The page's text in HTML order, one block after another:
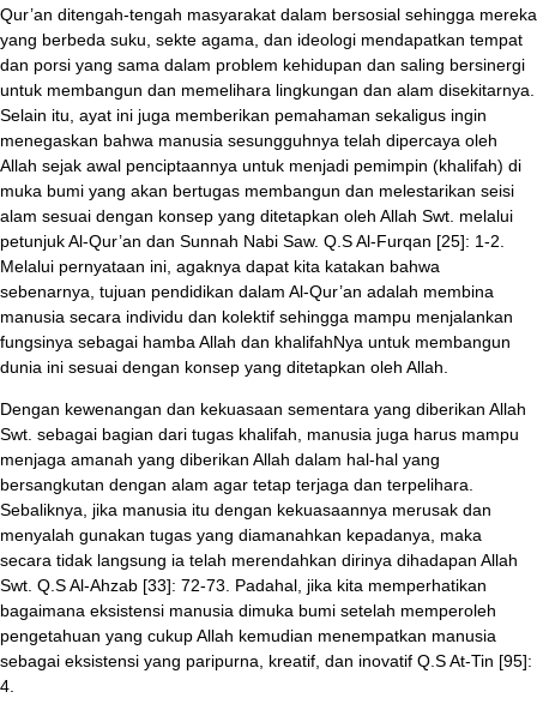
Qur’an ditengah-tengah masyarakat dalam bersosial sehingga mereka
yang berbeda suku, sekte agama, dan ideologi mendapatkan tempat
dan porsi yang sama dalam problem kehidupan dan saling bersinergi
untuk membangun dan memelihara lingkungan dan alam disekitarnya.
Selain itu, ayat ini juga memberikan pemahaman sekaligus ingin
menegaskan bahwa manusia sesungguhnya telah dipercaya oleh
Allah sejak awal penciptaannya untuk menjadi pemimpin (khalifah) di
muka bumi yang akan bertugas membangun dan melestarikan seisi
alam sesuai dengan konsep yang ditetapkan oleh Allah Swt. melalui
petunjuk Al-Qur’an dan Sunnah Nabi Saw. Q.S Al-Furqan [25]: 1-2.
Melalui pernyataan ini, agaknya dapat kita katakan bahwa
sebenarnya, tujuan pendidikan dalam Al-Qur’an adalah membina
manusia secara individu dan kolektif sehingga mampu menjalankan
fungsinya sebagai hamba Allah dan khalifahNya untuk membangun
dunia ini sesuai dengan konsep yang ditetapkan oleh Allah.
Dengan kewenangan dan kekuasaan sementara yang diberikan Allah
Swt. sebagai bagian dari tugas khalifah, manusia juga harus mampu
menjaga amanah yang diberikan Allah dalam hal-hal yang
bersangkutan dengan alam agar tetap terjaga dan terpelihara.
Sebaliknya, jika manusia itu dengan kekuasaannya merusak dan
menyalah gunakan tugas yang diamanahkan kepadanya, maka
secara tidak langsung ia telah merendahkan dirinya dihadapan Allah
Swt. Q.S Al-Ahzab [33]: 72-73. Padahal, jika kita memperhatikan
bagaimana eksistensi manusia dimuka bumi setelah memperoleh
pengetahuan yang cukup Allah kemudian menempatkan manusia
sebagai eksistensi yang paripurna, kreatif, dan inovatif Q.S At-Tin [95]:
4.